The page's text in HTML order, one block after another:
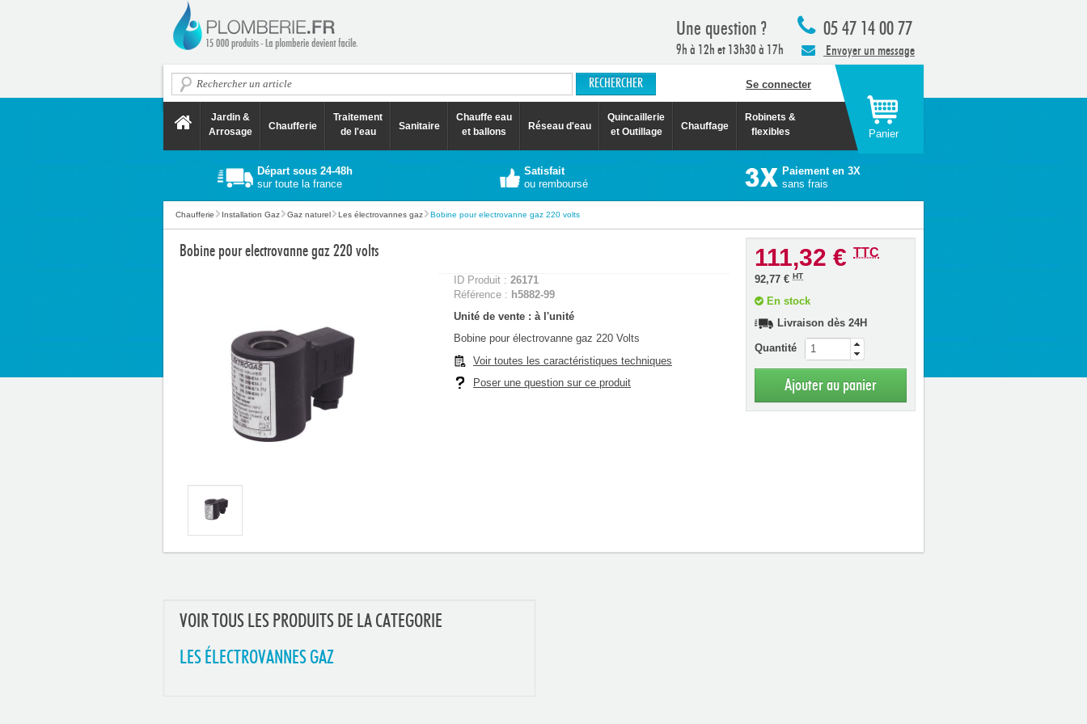
05 47 14 00 77
Envoyer un message
Une question ?
9h à 12h et 13h30 à 17h
Se connecter
Jardin &
Arrosage
Chaufferie
Traitement
de l'eau
Sanitaire
Chauffe eau
et ballons
Réseau d'eau
Quincaillerie
et Outillage
Chauffage
Robinets &
flexibles
Panier
Départ sous 24-48h
sur toute la france
Satisfait
ou remboursé
Paiement en 3X
sans frais
Chaufferie Installation Gaz Gaz naturel Les électrovannes gaz Bobine pour electrovanne gaz 220 volts
Bobine pour electrovanne gaz 220 volts
ID Produit : 26171
Référence : h5882-99
Unité de vente : à l'unité
Bobine pour électrovanne gaz 220 Volts
Voir toutes les caractéristiques techniques
Poser une question sur ce produit
111,32 € TTC
92,77 € HT
En stock
Livraison dès 24H
Quantité
Ajouter au panier
VOIR TOUS LES PRODUITS DE LA CATEGORIE
LES ÉLECTROVANNES GAZ